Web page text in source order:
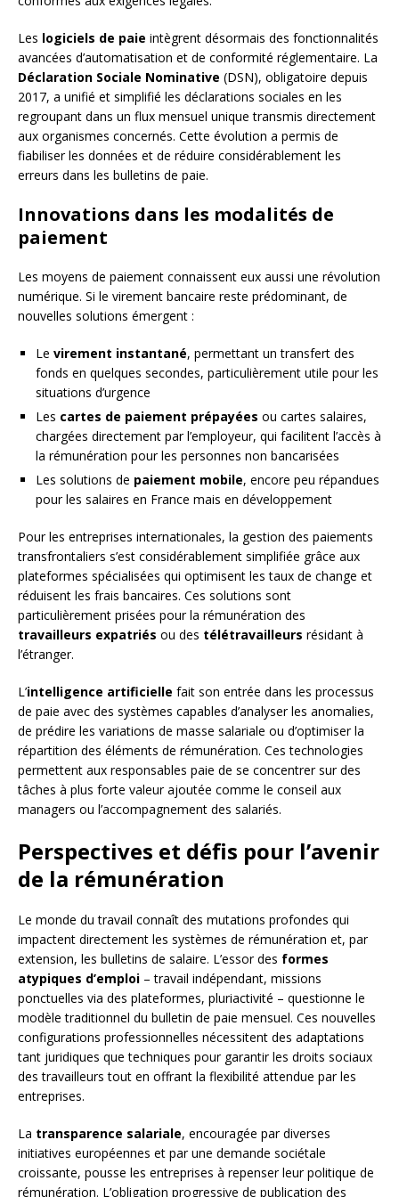
Les logiciels de paie intègrent désormais des fonctionnalités
avancées d’automatisation et de conformité réglementaire. La
Déclaration Sociale Nominative (DSN), obligatoire depuis
2017, a unifié et simplifié les déclarations sociales en les
regroupant dans un flux mensuel unique transmis directement
aux organismes concernés. Cette évolution a permis de
fiabiliser les données et de réduire considérablement les
erreurs dans les bulletins de paie.
Innovations dans les modalités de
paiement
Les moyens de paiement connaissent eux aussi une révolution
numérique. Si le virement bancaire reste prédominant, de
nouvelles solutions émergent :
Le virement instantané, permettant un transfert des
fonds en quelques secondes, particulièrement utile pour les
situations d’urgence
Les cartes de paiement prépayées ou cartes salaires,
chargées directement par l’employeur, qui facilitent l’accès à
la rémunération pour les personnes non bancarisées
Les solutions de paiement mobile, encore peu répandues
pour les salaires en France mais en développement
Pour les entreprises internationales, la gestion des paiements
transfrontaliers s’est considérablement simplifiée grâce aux
plateformes spécialisées qui optimisent les taux de change et
réduisent les frais bancaires. Ces solutions sont
particulièrement prisées pour la rémunération des
travailleurs expatriés ou des télétravailleurs résidant à
l’étranger.
L’intelligence artificielle fait son entrée dans les processus
de paie avec des systèmes capables d’analyser les anomalies,
de prédire les variations de masse salariale ou d’optimiser la
répartition des éléments de rémunération. Ces technologies
permettent aux responsables paie de se concentrer sur des
tâches à plus forte valeur ajoutée comme le conseil aux
managers ou l’accompagnement des salariés.
Perspectives et défis pour l’avenir
de la rémunération
Le monde du travail connaît des mutations profondes qui
impactent directement les systèmes de rémunération et, par
extension, les bulletins de salaire. L’essor des formes
atypiques d’emploi – travail indépendant, missions
ponctuelles via des plateformes, pluriactivité – questionne le
modèle traditionnel du bulletin de paie mensuel. Ces nouvelles
configurations professionnelles nécessitent des adaptations
tant juridiques que techniques pour garantir les droits sociaux
des travailleurs tout en offrant la flexibilité attendue par les
entreprises.
La transparence salariale, encouragée par diverses
initiatives européennes et par une demande sociétale
croissante, pousse les entreprises à repenser leur politique de
rémunération. L’obligation progressive de publication des